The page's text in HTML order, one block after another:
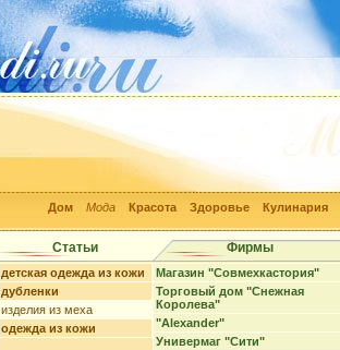
Дом Мода Красота Здоровье Кулинария
Статьи Фирмы
детская одежда из кожи
дубленки
изделия из меха
одежда из кожи
Магазин "Совмехкастория"
Торговый дом "Снежная
Королева"
"Alexander"
Универмаг "Сити"